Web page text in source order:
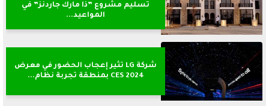
تسليم مشروع ”ذا مارك جاردنز” في
المواعيد...
شركة LG تثير إعجاب الحضور في معرض
CES 2024 بمنطقة تجربة نظام...